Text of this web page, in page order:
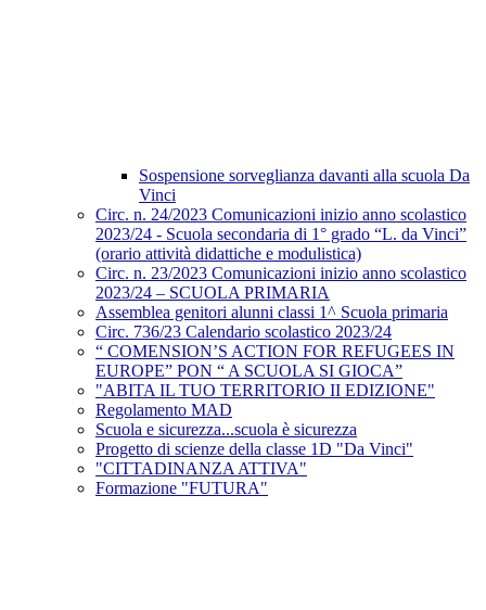
Sospensione sorveglianza davanti alla scuola Da
Vinci
Circ. n. 24/2023 Comunicazioni inizio anno scolastico
2023/24 - Scuola secondaria di 1° grado “L. da Vinci”
(orario attività didattiche e modulistica)
Circ. n. 23/2023 Comunicazioni inizio anno scolastico
2023/24 – SCUOLA PRIMARIA
Assemblea genitori alunni classi 1^ Scuola primaria
Circ. 736/23 Calendario scolastico 2023/24
“ COMENSION’S ACTION FOR REFUGEES IN
EUROPE” PON “ A SCUOLA SI GIOCA”
"ABITA IL TUO TERRITORIO II EDIZIONE"
Regolamento MAD
Scuola e sicurezza...scuola è sicurezza
Progetto di scienze della classe 1D "Da Vinci"
"CITTADINANZA ATTIVA"
Formazione "FUTURA"